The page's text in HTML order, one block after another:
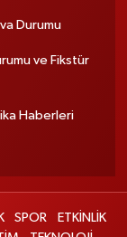
Durumu
ve Fikstür
Haberleri
SPOR
ETKİNLİK